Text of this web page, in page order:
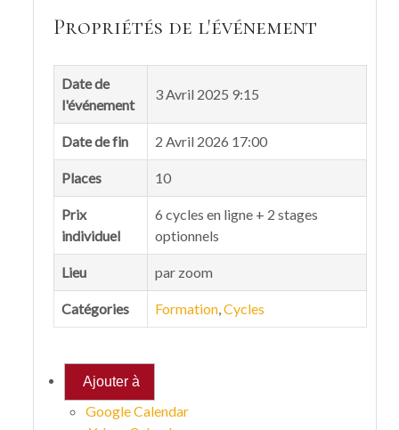
Propriétés de l'événement
Date de
l'événement
3 Avril 2025 9:15
Date de fin 2 Avril 2026 17:00
Places 10
Prix
individuel
6 cycles en ligne + 2 stages
optionnels
Lieu par zoom
Catégories Formation,Cycles
Ajouter à
Google Calendar